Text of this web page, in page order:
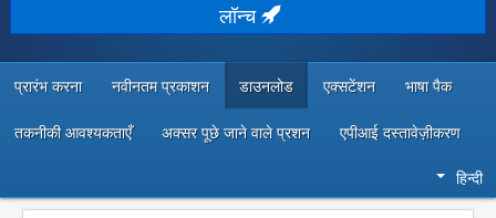
सामुदायिक समर्थन
डेवलपर संसाधन
लॉन्च
प्रारंभ करना नवीनतम प्रकाशन डाउनलोड एक्सटेंशन भाषा पैक
तकनीकी आवश्यकताएँ अक्सर पूछे जाने वाले प्रशन एपीआई दस्तावेज़ीकरण
हिन्दी